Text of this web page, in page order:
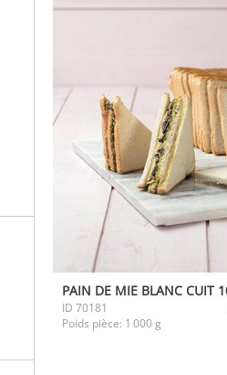
ID 70181
Poids pièce: 1 000 g